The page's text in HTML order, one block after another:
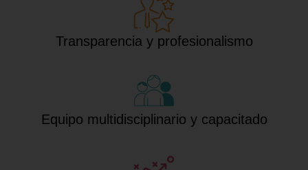
Transparencia y profesionalismo
Equipo multidisciplinario y capacitado